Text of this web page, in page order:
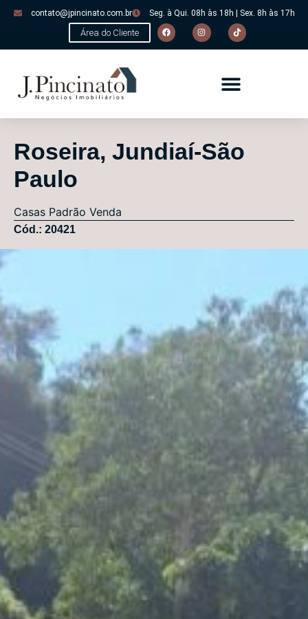
contato@jpincinato.com.br Seg. à Qui. 08h às 18h | Sex. 8h às 17h
Área do Cliente
Roseira, Jundiaí-São
Paulo
Casas Padrão Venda
Cód.: 20421